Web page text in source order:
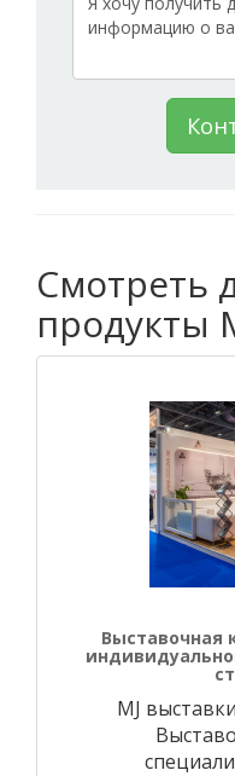
Смотреть
продукты
Выставочная
MJ